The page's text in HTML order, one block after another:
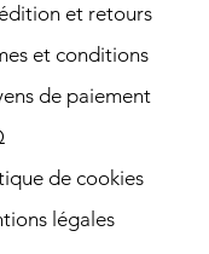
et retours
et conditions
de paiement
de cookies
légales